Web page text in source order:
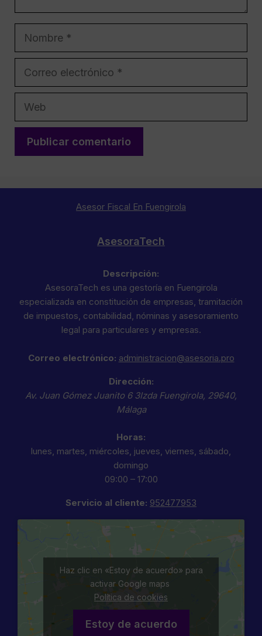
Asesor Fiscal En Fuengirola
AsesoraTech
Descripción:
AsesoraTech es una gestoría en Fuengirola
especializada en constitución de empresas, tramitación
de impuestos, contabilidad, nóminas y asesoramiento
legal para particulares y empresas.
Correo electrónico: administracion@asesoria.pro
Dirección:
Av. Juan Gómez Juanito 6 3Izda Fuengirola, 29640,
Málaga
Horas:
lunes, martes, miércoles, jueves, viernes, sábado,
domingo
09:00 – 17:00
Servicio al cliente: 952477953
Haz clic en «Estoy de acuerdo» para
activar Google maps
Política de cookies
Estoy de acuerdo